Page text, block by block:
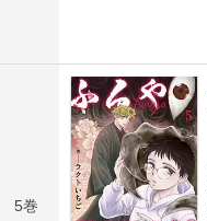
5巻